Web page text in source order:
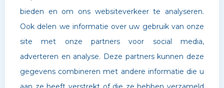
©Archipel Scholen. Website doorBoldr Digital Agency
bieden en om ons websiteverkeer te analyseren.
Ook delen we informatie over uw gebruik van onze
site met onze partners voor social media,
adverteren en analyse. Deze partners kunnen deze
gegevens combineren met andere informatie die u